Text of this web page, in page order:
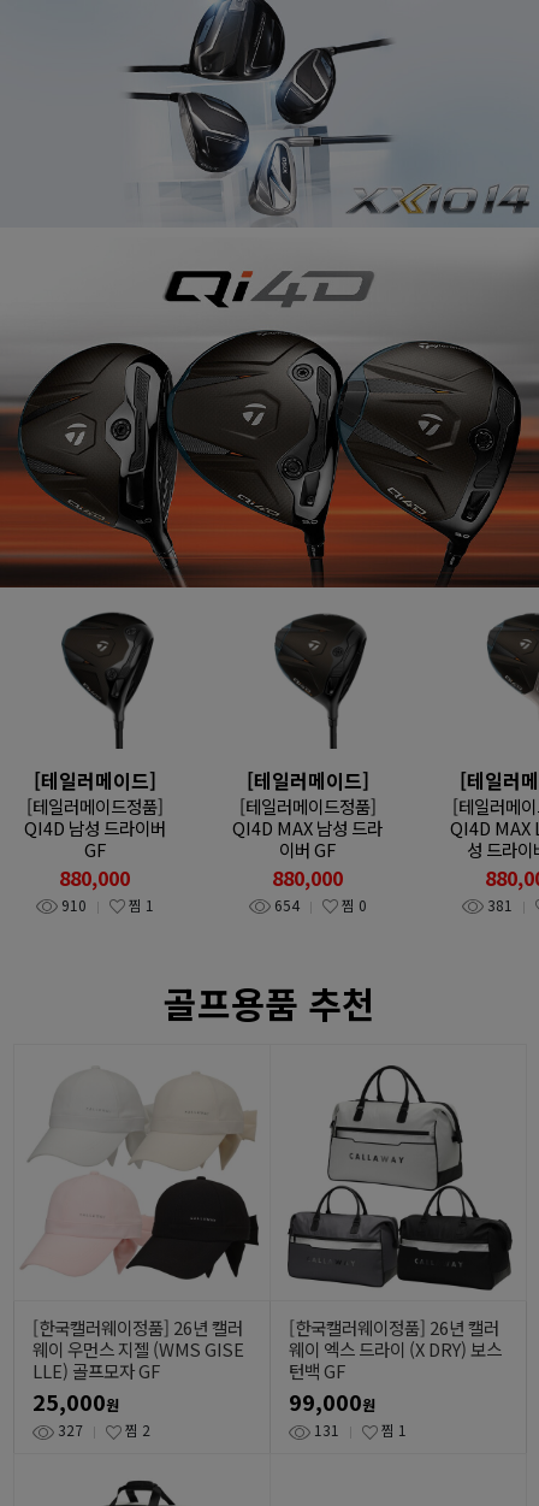
[테일러메이드]
[테일러메이드정품]
QI4D 남성 드라이버
GF
880,000
910 찜 1
[테일러메이드]
[테일러메이드정품]
QI4D MAX 남성 드라
이버 GF
880,000
654 찜 0
[테일러
[테일러메
QI4D MAX
성 드라이
381
골프용품 추천
[한국캘러웨이정품] 26년 캘러
웨이 우먼스 지젤 (WMS GISE
LLE) 골프모자 GF
25,000원
327
찜 2
[한국캘러웨이정품] 26년 캘러
웨이 엑스 드라이 (X DRY) 보스
턴백 GF
99,000원
131
찜 1